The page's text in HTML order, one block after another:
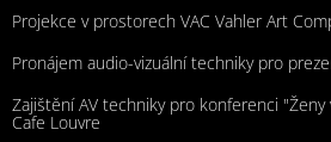
Projekce v prostorech VAC Vahler Art
Pronájem audio-vizuální techniky pro
Zajištění AV techniky pro konferenci
Cafe Louvre